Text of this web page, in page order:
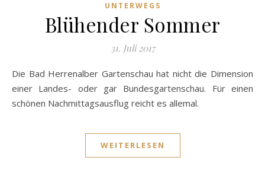
UNTERWEGS
Blühender Sommer
31. Juli 2017
Die Bad Herrenalber Gartenschau hat nicht die Dimension
einer Landes- oder gar Bundesgartenschau. Für einen
schönen Nachmittagsausflug reicht es allemal.
WEITERLESEN